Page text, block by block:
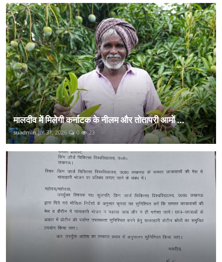
मालदीव में मिलेगी कर्नाटक के नीलम और तोतापरी आमों ...
suadmin Jul 31, 2026 0 23